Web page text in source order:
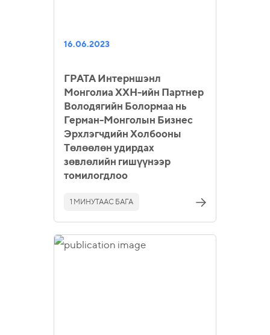
16.06.2023
ГРАТА Интерншэнл
Монголиа ХХН-ийн Партнер
Володягийн Болормаа нь
Герман-Монголын Бизнес
Эрхлэгчдийн Холбооны
Төлөөлөн удирдах
зөвлөлийн гишүүнээр
томилогдлоо
1 МИНУТААС БАГА